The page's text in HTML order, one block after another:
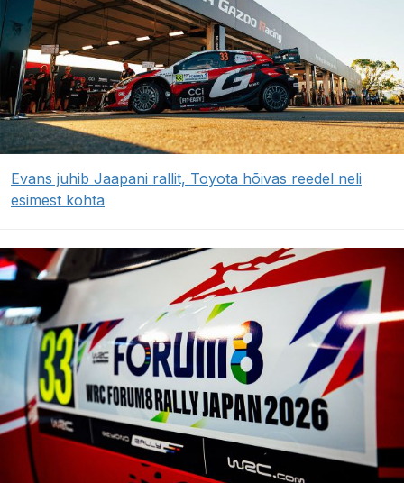
Evans juhib Jaapani rallit, Toyota hõivas reedel neli
esimest kohta